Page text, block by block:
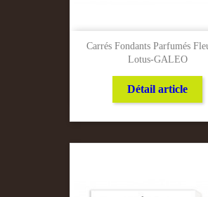
Carrés Fondants Parfumés
Lotus-GALEO
Détail article